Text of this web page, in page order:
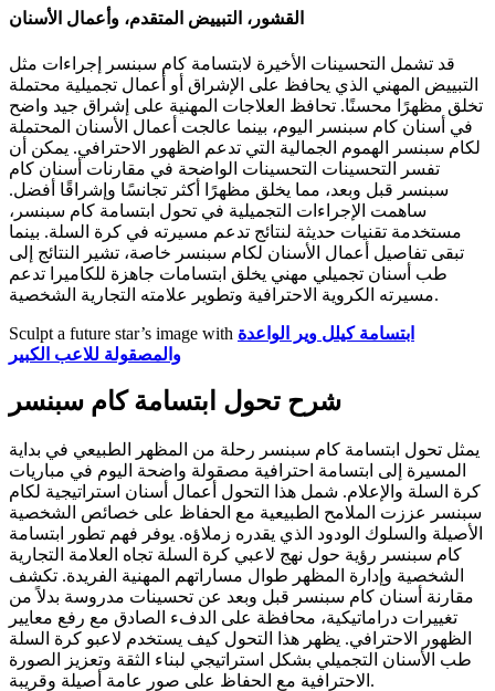
القشور، التبييض المتقدم، وأعمال الأسنان
قد تشمل التحسينات الأخيرة لابتسامة كام سبنسر إجراءات مثل
التبييض المهني الذي يحافظ على الإشراق أو أعمال تجميلية محتملة
تخلق مظهرًا محسنًا. تحافظ العلاجات المهنية على إشراق جيد واضح
في أسنان كام سبنسر اليوم، بينما عالجت أعمال الأسنان المحتملة
لكام سبنسر الهموم الجمالية التي تدعم الظهور الاحترافي. يمكن أن
تفسر التحسينات التحسينات الواضحة في مقارنات أسنان كام
سبنسر قبل وبعد، مما يخلق مظهرًا أكثر تجانسًا وإشراقًا أفضل.
ساهمت الإجراءات التجميلية في تحول ابتسامة كام سبنسر،
مستخدمة تقنيات حديثة لنتائج تدعم مسيرته في كرة السلة. بينما
تبقى تفاصيل أعمال الأسنان لكام سبنسر خاصة، تشير النتائج إلى
طب أسنان تجميلي مهني يخلق ابتسامات جاهزة للكاميرا تدعم
مسيرته الكروية الاحترافية وتطوير علامته التجارية الشخصية.
Sculpt a future star’s image with ابتسامة كيلل وير الواعدة
والمصقولة للاعب الكبير
شرح تحول ابتسامة كام سبنسر
يمثل تحول ابتسامة كام سبنسر رحلة من المظهر الطبيعي في بداية
المسيرة إلى ابتسامة احترافية مصقولة واضحة اليوم في مباريات
كرة السلة والإعلام. شمل هذا التحول أعمال أسنان استراتيجية لكام
سبنسر عززت الملامح الطبيعية مع الحفاظ على خصائص الشخصية
الأصيلة والسلوك الودود الذي يقدره زملاؤه. يوفر فهم تطور ابتسامة
كام سبنسر رؤية حول نهج لاعبي كرة السلة تجاه العلامة التجارية
الشخصية وإدارة المظهر طوال مساراتهم المهنية الفريدة. تكشف
مقارنة أسنان كام سبنسر قبل وبعد عن تحسينات مدروسة بدلاً من
تغييرات دراماتيكية، محافظة على الدفء الصادق مع رفع معايير
الظهور الاحترافي. يظهر هذا التحول كيف يستخدم لاعبو كرة السلة
طب الأسنان التجميلي بشكل استراتيجي لبناء الثقة وتعزيز الصورة
الاحترافية مع الحفاظ على صور عامة أصيلة وقريبة.